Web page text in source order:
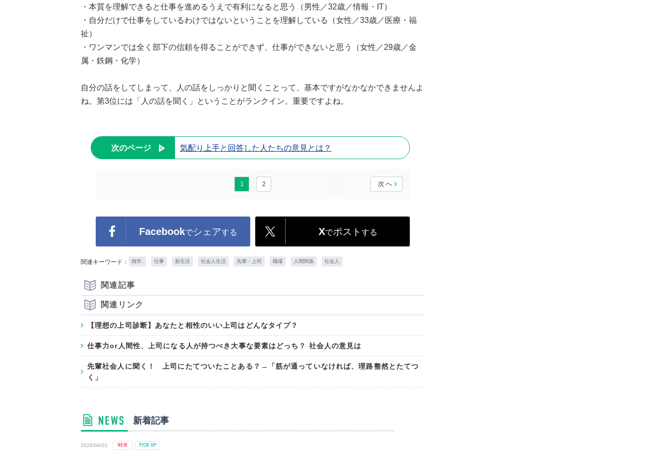
・本質を理解できると仕事を進めるうえで有利になると思う（男性／32歳／情報・IT）
・自分だけで仕事をしているわけではないということを理解している（女性／33歳／医療・福
祉）
・ワンマンでは全く部下の信頼を得ることができず、仕事ができないと思う（女性／29歳／金
属・鉄鋼・化学）
自分の話をしてしまって、人の話をしっかりと聞くことって、基本ですがなかなかできませんよ
ね。第3位には「人の話を聞く」ということがランクイン。重要ですよね。
次のページ 気配り上手と回答した人たちの意見とは？
1 2 次へ
Facebookでシェアする Xでポスト する
関連キーワード： 雑学. 仕事 新生活 社会人生活 先輩・上司 職場 人間関係 社会人
関連記事
関連リンク
【理想の上司診断】あなたと相性のいい上司はどんなタイプ？
仕事力or人間性、上司になる人が持つべき大事な要素はどっち？ 社会人の意見は
先輩社会人に聞く！ 上司にたてついたことある？→「筋が通っていなければ、理路整然とたてつ
く」
新着記事
2026/04/02